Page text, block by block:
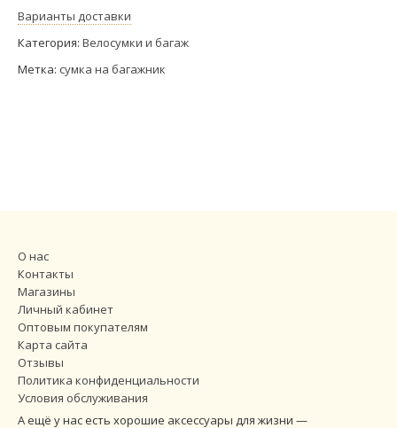
Варианты доставки
Категория: Велосумки и багаж
Метка: сумка на багажник
О нас
Контакты
Магазины
Личный кабинет
Оптовым покупателям
Карта сайта
Отзывы
Политика конфиденциальности
Условия обслуживания
А ещё у нас есть хорошие аксессуары для жизни —